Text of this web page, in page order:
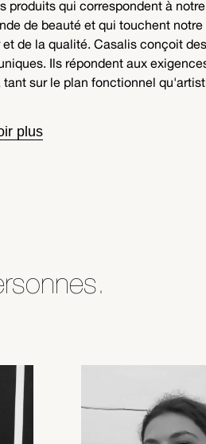
produits qui correspondent à
de beauté et qui touchent notre
et de la qualité. Casalis conçoit
Ils répondent aux
tant sur le plan fonctionnel
plus